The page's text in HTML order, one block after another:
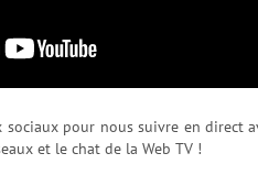
sociaux pour nous suivre en direct
et le chat de la Web TV !